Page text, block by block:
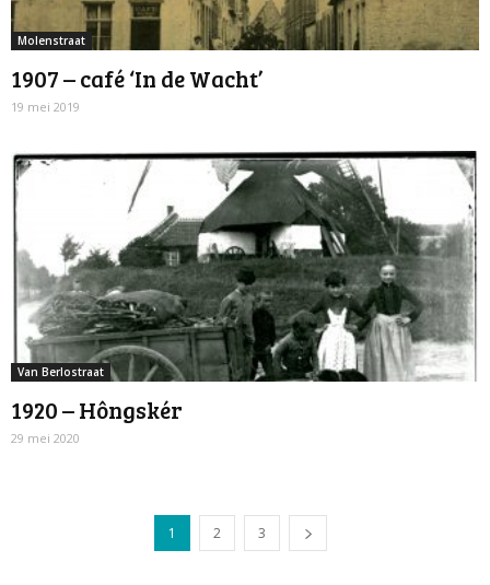
Molenstraat
1907 – café ‘In de Wacht’
19 mei 2019
Van Berlostraat
1920 – Hôngskér
29 mei 2020
1 2 3